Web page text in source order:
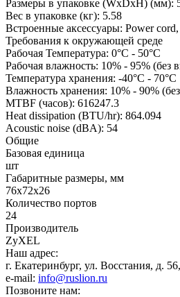
Размеры в упаковке (WxDxH) (мм):
Вес в упаковке (кг): 5.58
Встроенные аксессуары: Power
Требования к окружающей среде
Рабочая Температура: 0°C - 50°C
Рабочая влажность: 10% - 95% (без
Температура хранения: -40°C - 70°C
Влажность хранения: 10% - 90%
MTBF (часов): 616247.3
Heat dissipation (BTU/hr): 864.094
Acoustic noise (dBA): 54
Общие
Базовая единица
шт
Габаритные размеры, мм
76x72x26
Количество портов
24
Производитель
ZyXEL
Наш адрес:
г. Екатеринбург, ул. Восстания, д.
e-mail: info@ruslion.ru
Позвоните нам: